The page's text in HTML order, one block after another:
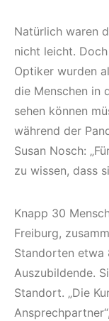
Natürlich waren
nicht leicht.
Optiker wurden
die Menschen in
sehen können
während der
Susan Nosch:
zu wissen, dass
Knapp 30
Freiburg,
Standorten etwa
Auszubildende.
Standort. „Die